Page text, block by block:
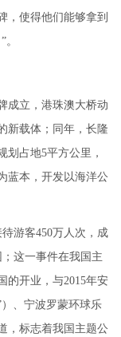
，使得他们能够拿到
成立，港珠澳大桥动
新载体；同年，长隆
划占地5平方公里，
蓝本，开发以海洋公
游客450万人次，成
这一事件在我国主
的开业，与2015年安
、宁波罗蒙环球乐
，标志着我国主题公